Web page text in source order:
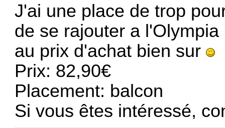
J'ai une place de trop
de se rajouter a
au prix d'achat bien sur
Prix: 82,90€
Placement: balcon
Si vous êtes intéressé,